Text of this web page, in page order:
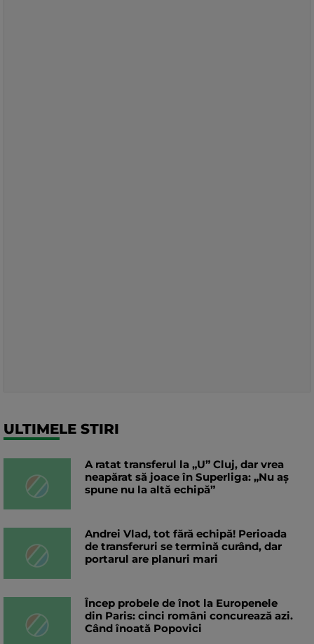
ULTIMELE STIRI
A ratat transferul la „U” Cluj, dar vrea
neapărat să joace în Superliga: „Nu aș
spune nu la altă echipă”
Andrei Vlad, tot fără echipă! Perioada
de transferuri se termină curând, dar
portarul are planuri mari
Încep probele de înot la Europenele
din Paris: cinci români concurează azi.
Când înoată Popovici